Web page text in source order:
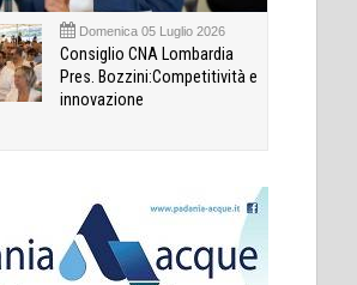
Domenica 05 Luglio 2026
Consiglio CNA Lombardia
Pres. Bozzini:Competitività e
innovazione